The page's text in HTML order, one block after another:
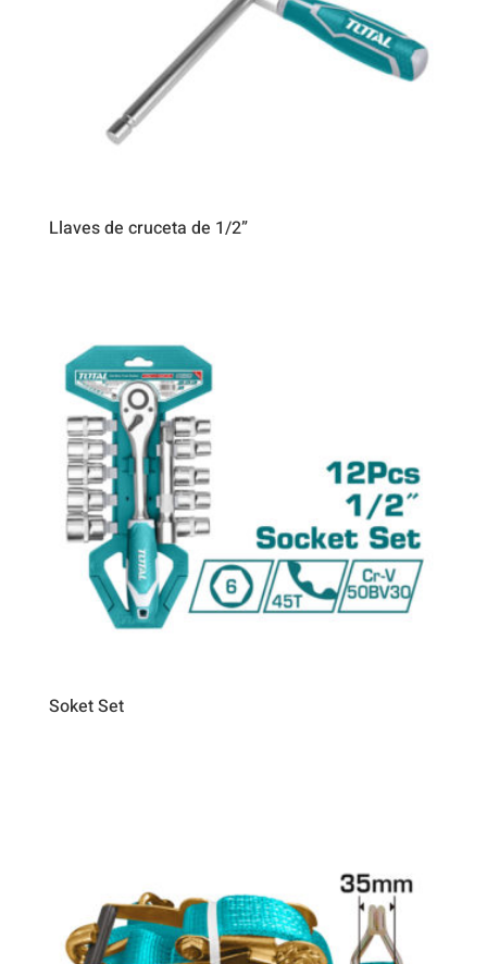
Llaves de cruceta de 1/2”
Soket Set